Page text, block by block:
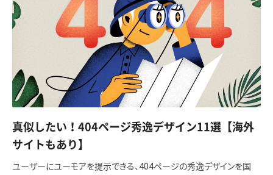
真似したい！404ページ秀逸デザイン11選【海外
サイトもあり】
ユーザーにユーモアを提示できる、404ページの秀逸デザインを国